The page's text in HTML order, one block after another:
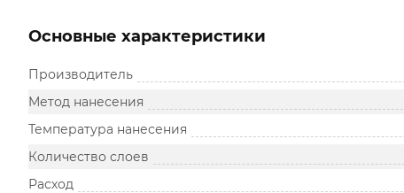
Основные характеристики
Производитель
Метод нанесения
Температура нанесения
Количество слоев
Расход